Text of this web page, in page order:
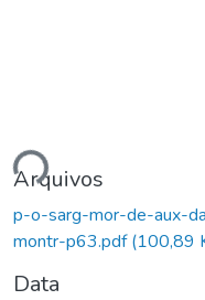
Arquivos
p-o-sarg-mor-de-aux-
montr-p63.pdf(100,89
Data